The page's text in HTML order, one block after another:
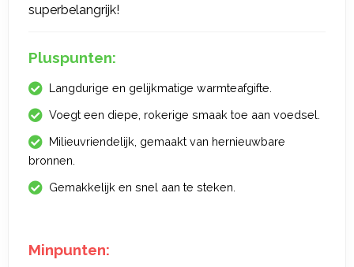
superbelangrijk!
Pluspunten:
Langdurige en gelijkmatige warmteafgifte.
Voegt een diepe, rokerige smaak toe aan voedsel.
Milieuvriendelijk, gemaakt van hernieuwbare
bronnen.
Gemakkelijk en snel aan te steken.
Minpunten: